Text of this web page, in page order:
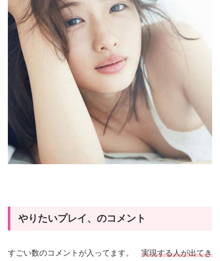
やりたいプレイ、のコメント
すごい数のコメントが入ってます。 実現する人が出てき